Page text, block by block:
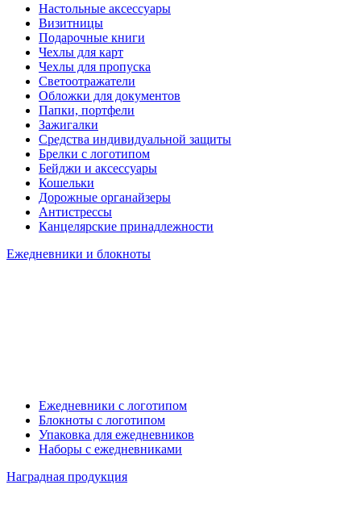
Настольные аксессуары
Визитницы
Подарочные книги
Чехлы для карт
Чехлы для пропуска
Светоотражатели
Обложки для документов
Папки, портфели
Зажигалки
Средства индивидуальной защиты
Брелки с логотипом
Бейджи и аксессуары
Кошельки
Дорожные органайзеры
Антистрессы
Канцелярские принадлежности
Ежедневники и блокноты
Ежедневники с логотипом
Блокноты с логотипом
Упаковка для ежедневников
Наборы с ежедневниками
Наградная продукция